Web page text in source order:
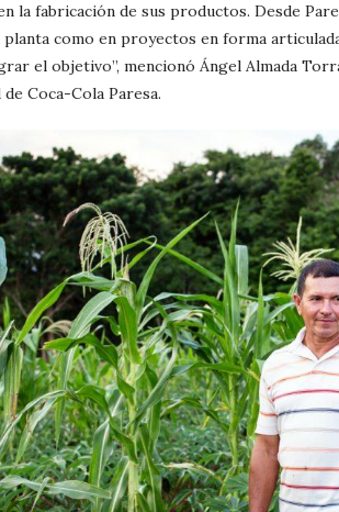
la fabricación de sus productos. Desde
como en proyectos en forma
el objetivo”, mencionó Ángel Almada
Coca-Cola Paresa.